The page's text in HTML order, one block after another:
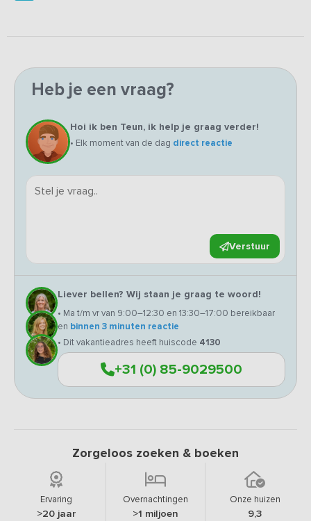
Heb je een vraag?
Hoi ik ben Teun, ik help je graag verder!
• Elk moment van de dag direct reactie
Verstuur
Liever bellen? Wij staan je graag te woord!
• Ma t/m vr van 9:00–12:30 en 13:30–17:00 bereikbaar
en binnen 3 minuten reactie
• Dit vakantieadres heeft huiscode 4130
+31 (0) 85-9029500
Zorgeloos zoeken & boeken
Ervaring
>20 jaar
Overnachtingen
>1 miljoen
Onze huizen
9,3